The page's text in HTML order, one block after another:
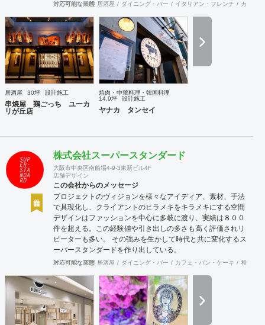
対応可能な業態 居酒屋 ダイニング・バー イタリアン・フレンチ カフェ
居酒屋 30坪 設計施工
串焼屋 鶏ごっち ユーカ
リが丘店
焼肉・中華料理・韓国料理
14.9坪
設計施工
ヤナカ タンセイ
株式会社スーパースタンダード
大阪市中央区南船場4-9-3東新ビル4F
店舗デザイン
この会社からのメッセージ
プロジェクトのヴィジョンを様々なアイディア、素材、手法
で具現化し、クライアントのヒラメキをキラメキにする空間
デザインはファッションを中心に多岐に渡り、実績は８００
件を超える。この経験値や引き出しの多さも高く評価されリ
ピーターも多い。 その強みを生かして時代と共に変化するス
ーパースタンダードを作り出している。
対応可能な業態 居酒屋 ダイニング・バー カフェ・パン・ケーキ 和食・